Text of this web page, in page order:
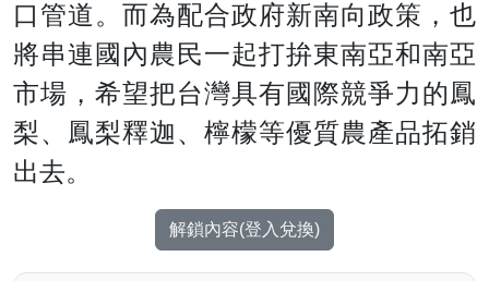
口管道。而為配合政府新南向政策，也
將串連國內農民一起打拚東南亞和南亞
市場，希望把台灣具有國際競爭力的鳳
梨、鳳梨釋迦、檸檬等優質農產品拓銷
出去。
解鎖內容(登入兌換)